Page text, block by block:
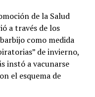
de la Salud
a través de los
como medida
de invierno,
instó a vacunarse
el esquema de